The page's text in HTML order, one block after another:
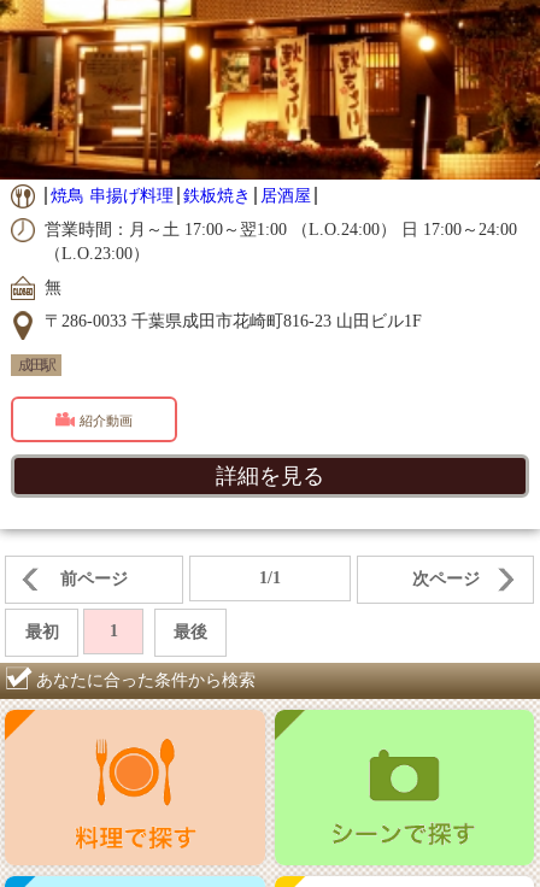
焼鳥 串揚げ料理 鉄板焼き
居酒屋
営業時間：月～土 17:00～翌1:00 （L.O.24:00） 日 17:00～24:00
（L.O.23:00）
無
〒286-0033 千葉県成田市花崎町816-23 山田ビル1F
成田駅
紹介動画
詳細を見る
前ページ 1/1 次ページ
最初 1 最後
あなたに合った条件から検索